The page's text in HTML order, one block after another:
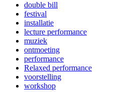
double bill
festival
installatie
lecture performance
muziek
ontmoeting
performance
Relaxed performance
voorstelling
workshop